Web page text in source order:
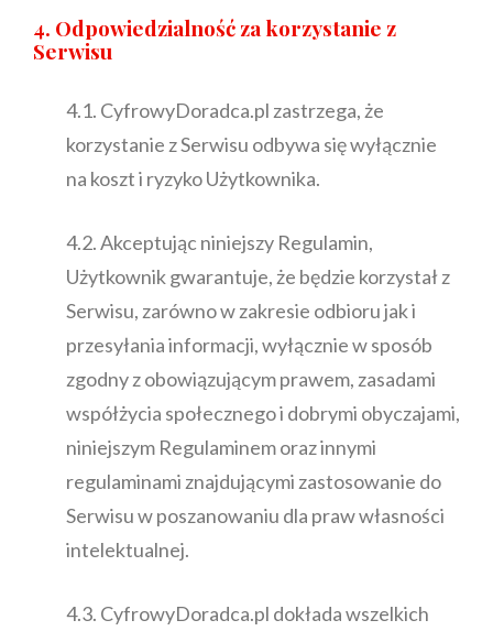
4. Odpowiedzialność za korzystanie z
Serwisu
4.1. CyfrowyDoradca.pl zastrzega, że
korzystanie z Serwisu odbywa się wyłącznie
na koszt i ryzyko Użytkownika.
4.2. Akceptując niniejszy Regulamin,
Użytkownik gwarantuje, że będzie korzystał z
Serwisu, zarówno w zakresie odbioru jak i
przesyłania informacji, wyłącznie w sposób
zgodny z obowiązującym prawem, zasadami
współżycia społecznego i dobrymi obyczajami,
niniejszym Regulaminem oraz innymi
regulaminami znajdującymi zastosowanie do
Serwisu w poszanowaniu dla praw własności
intelektualnej.
4.3. CyfrowyDoradca.pl dokłada wszelkich